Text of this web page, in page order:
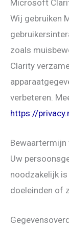
Microsoft
Wij gebruiken
zoals
Clarity
verbeteren.
https://
Bewaartermijn
Uw
noodzakelijk
doeleinden of